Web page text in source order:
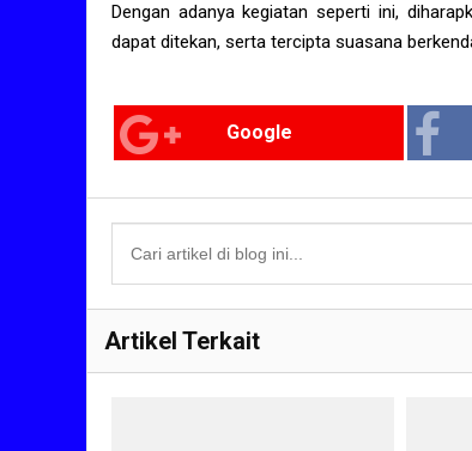
Dengan adanya kegiatan seperti ini,
dapat ditekan, serta tercipta suasana
Google
Artikel Terkait